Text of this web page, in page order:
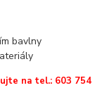
bavlny
na tel.: 603 754